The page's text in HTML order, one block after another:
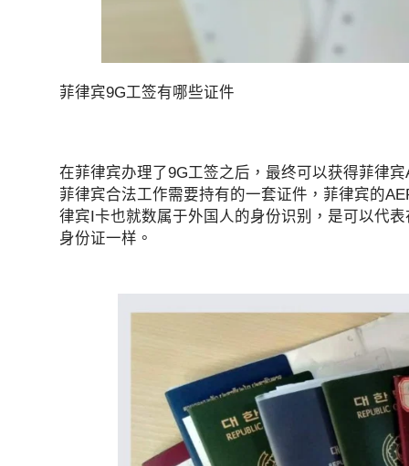
菲律宾9G工签有哪些证件
在菲律宾办理了9G工签之后，最终可以获得菲律
菲律宾合法工作需要持有的一套证件，菲律宾的
律宾I卡也就数属于外国人的身份识别，是可以代
身份证一样。